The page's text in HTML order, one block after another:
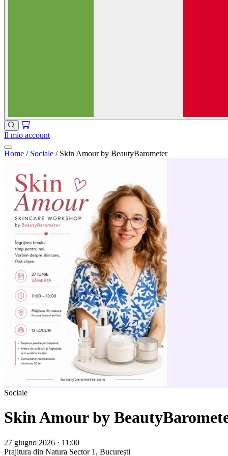
Il mio account
Home / Sociale / Skin Amour by BeautyBarometer
Sociale
Skin Amour by
27 giugno 2026 · 11:00
Prajitura din Natura Sector 1, București